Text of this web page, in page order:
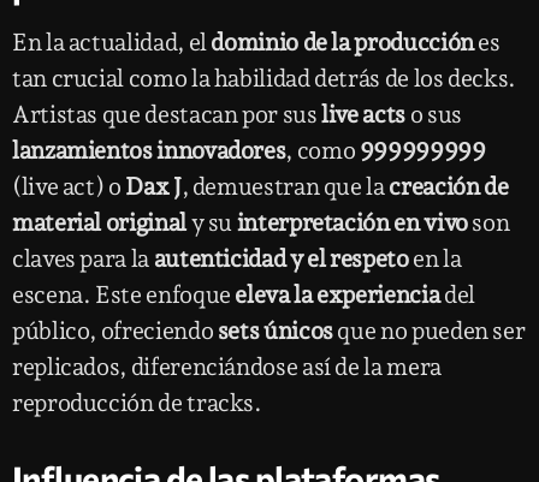
En la actualidad, el dominio de la producciónes
tan crucial como la habilidad detrás de los decks.
Artistas que destacan por suslive actso sus
lanzamientos innovadores, como 999999999
(live act) o Dax J, demuestran que la creación de
material originaly su interpretación en vivoson
claves para la autenticidad y el respetoen la
escena. Este enfoque eleva la experienciadel
público, ofreciendo sets únicosque no pueden ser
replicados, diferenciándose así de la mera
reproducción de tracks.